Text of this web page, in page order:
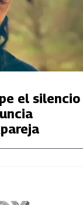
el silencio